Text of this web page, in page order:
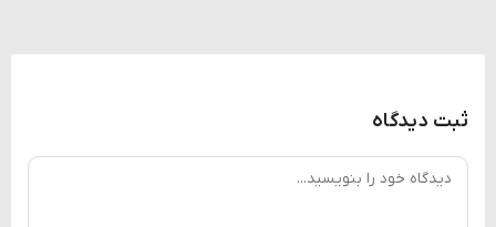
ثبت دیدگاه